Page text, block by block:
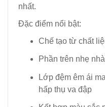
nhất.
Đặc điểm nổi bật:
Chế tạo từ chất
Phần trên nhẹ
Lớp đệm êm ái
hấp thụ va đập